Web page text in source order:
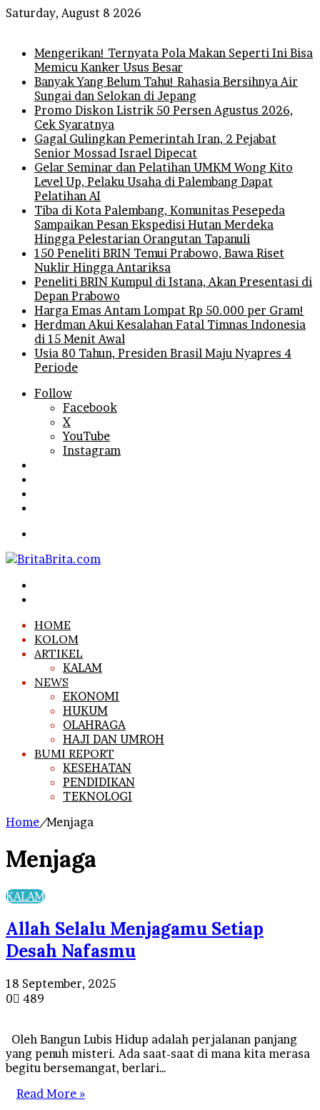
Saturday, August 8 2026
Mengerikan! Ternyata Pola Makan Seperti Ini Bisa
Memicu Kanker Usus Besar
Banyak Yang Belum Tahu! Rahasia Bersihnya Air
Sungai dan Selokan di Jepang
Promo Diskon Listrik 50 Persen Agustus 2026,
Cek Syaratnya
Gagal Gulingkan Pemerintah Iran, 2 Pejabat
Senior Mossad Israel Dipecat
Gelar Seminar dan Pelatihan UMKM Wong Kito
Level Up, Pelaku Usaha di Palembang Dapat
Pelatihan AI
Tiba di Kota Palembang, Komunitas Pesepeda
Sampaikan Pesan Ekspedisi Hutan Merdeka
Hingga Pelestarian Orangutan Tapanuli
150 Peneliti BRIN Temui Prabowo, Bawa Riset
Nuklir Hingga Antariksa
Peneliti BRIN Kumpul di Istana, Akan Presentasi di
Depan Prabowo
Harga Emas Antam Lompat Rp 50.000 per Gram!
Herdman Akui Kesalahan Fatal Timnas Indonesia
di 15 Menit Awal
Usia 80 Tahun, Presiden Brasil Maju Nyapres 4
Periode
Follow
Facebook
X
YouTube
Instagram
HOME
KOLOM
ARTIKEL
KALAM
NEWS
EKONOMI
HUKUM
OLAHRAGA
HAJI DAN UMROH
BUMI REPORT
KESEHATAN
PENDIDIKAN
TEKNOLOGI
Home/Menjaga
Menjaga
KALAM
Allah Selalu Menjagamu Setiap
Desah Nafasmu
18 September, 2025
0
489
Oleh Bangun Lubis Hidup adalah perjalanan panjang
yang penuh misteri. Ada saat-saat di mana kita merasa
begitu bersemangat, berlari…
Read More »